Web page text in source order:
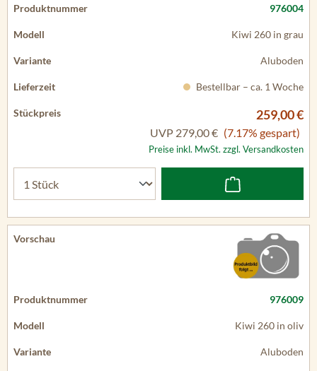
976004
Kiwi 260 in grau
Aluboden
Bestellbar – ca. 1 Woche
259,00 €
UVP 279,00 € (7.17% gespart)
Preise inkl. MwSt. zzgl. Versandkosten
976009
Kiwi 260 in oliv
Aluboden